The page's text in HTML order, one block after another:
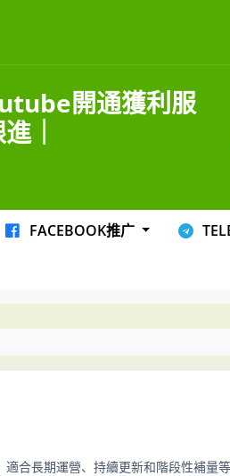
開通獲利服
｜
FACEBOOK推广
合長期運營、持續更新和階段性補量